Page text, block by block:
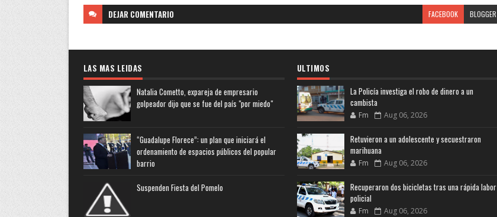
DEJAR COMENTARIO FACEBOOK BLOGGER
LAS MAS LEIDAS
Natalia Cometto, expareja de empresario
golpeador dijo que se fue del país "por miedo"
“Guadalupe Florece”: un plan que iniciará el
ordenamiento de espacios públicos del popular
barrio
Suspenden Fiesta del Pomelo
ULTIMOS
La Policía investiga el robo de dinero a un
cambista
Fm Aug 06, 2026
Retuvieron a un adolescente y secuestraron
marihuana
Fm Aug 06, 2026
Recuperaron dos bicicletas tras una rápida labor
policial
Fm Aug 06, 2026